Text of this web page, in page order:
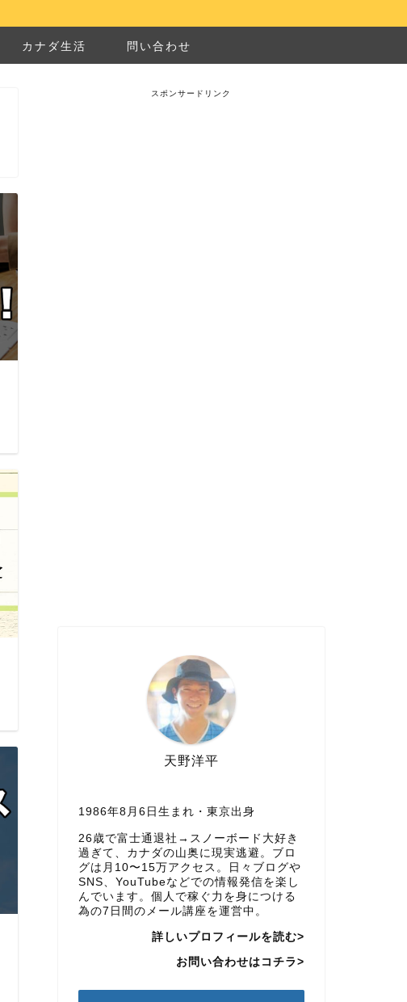
カナダ生活 問い合わせ
スポンサードリンク
天野洋平
1986年8月6日生まれ・東京出身
26歳で富士通退社→スノーボード大好き
過ぎて、カナダの山奥に現実逃避。ブロ
グは月10〜15万アクセス。日々ブログや
SNS、YouTubeなどでの情報発信を楽し
んでいます。個人で稼ぐ力を身につける
為の7日間のメール講座を運営中。
詳しいプロフィールを読む>
お問い合わせはコチラ>